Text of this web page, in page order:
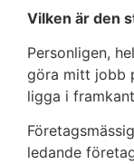
Vilken är den
Personligen,
göra mitt jobb
ligga i
ledande